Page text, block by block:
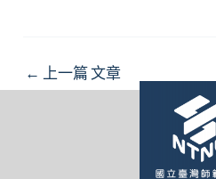
Post
navigation
← 上一篇 文章